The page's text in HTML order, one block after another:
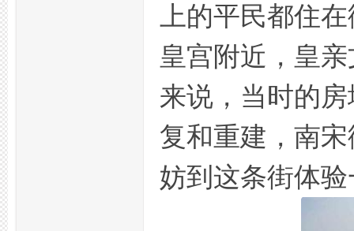
上的平民都住
皇宫附近，皇
来说，当时的
复和重建，南
妨到这条街体